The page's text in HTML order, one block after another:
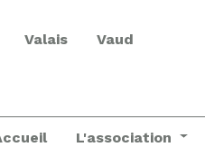
Valais Vaud
L'association